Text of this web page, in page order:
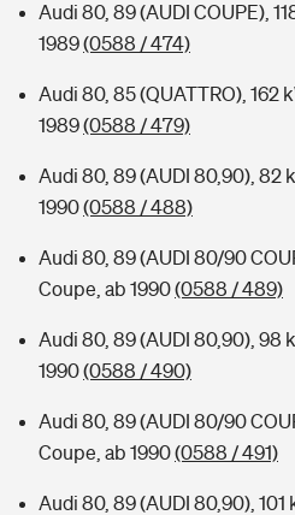
Audi 80, 89 (AUDI COUPE),
1989(0588 / 474)
Audi 80, 85 (QUATTRO), 162
1989(0588 / 479)
Audi 80, 89 (AUDI 80,90), 82
1990(0588 / 488)
Audi 80, 89 (AUDI 80/90
Coupe, ab 1990(0588 / 489)
Audi 80, 89 (AUDI 80,90), 98
1990(0588 / 490)
Audi 80, 89 (AUDI 80/90
Coupe, ab 1990(0588 / 491)
Audi 80, 89 (AUDI 80,90),